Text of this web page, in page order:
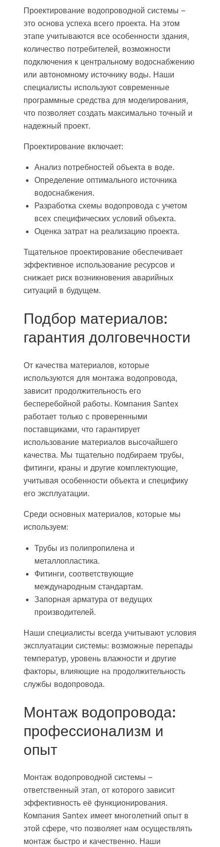
Проектирование водопроводной системы –
это основа успеха всего проекта. На этом
этапе учитываются все особенности здания,
количество потребителей, возможности
подключения к центральному водоснабжению
или автономному источнику воды. Наши
специалисты используют современные
программные средства для моделирования,
что позволяет создать максимально точный и
надежный проект.
Проектирование включает:
Анализ потребностей объекта в воде.
Определение оптимального источника
водоснабжения.
Разработка схемы водопровода с учетом
всех специфических условий объекта.
Оценка затрат на реализацию проекта.
Тщательное проектирование обеспечивает
эффективное использование ресурсов и
снижает риск возникновения аварийных
ситуаций в будущем.
Подбор материалов:
гарантия долговечности
От качества материалов, которые
используются для монтажа водопровода,
зависит продолжительность его
бесперебойной работы. Компания Santex
работает только с проверенными
поставщиками, что гарантирует
использование материалов высочайшего
качества. Мы тщательно подбираем трубы,
фитинги, краны и другие комплектующие,
учитывая особенности объекта и специфику
его эксплуатации.
Среди основных материалов, которые мы
используем:
Трубы из полипропилена и
металлопластика.
Фитинги, соответствующие
международным стандартам.
Запорная арматура от ведущих
производителей.
Наши специалисты всегда учитывают условия
эксплуатации системы: возможные перепады
температур, уровень влажности и другие
факторы, влияющие на продолжительность
службы водопровода.
Монтаж водопровода:
профессионализм и
опыт
Монтаж водопроводной системы –
ответственный этап, от которого зависит
эффективность её функционирования.
Компания Santex имеет многолетний опыт в
этой сфере, что позволяет нам осуществлять
монтаж быстро и качественно. Наши